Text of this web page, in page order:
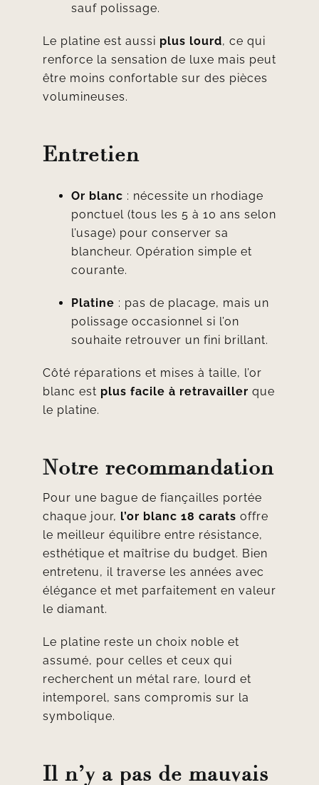
sauf polissage.
Le platine est aussi plus lourd, ce qui
renforce la sensation de luxe mais peut
être moins confortable sur des pièces
volumineuses.
Entretien
Or blanc : nécessite un rhodiage
ponctuel (tous les 5 à 10 ans selon
l’usage) pour conserver sa
blancheur. Opération simple et
courante.
Platine : pas de placage, mais un
polissage occasionnel si l’on
souhaite retrouver un fini brillant.
Côté réparations et mises à taille, l’or
blanc est plus facile à retravailler que
le platine.
Notre recommandation
Pour une bague de fiançailles portée
chaque jour, l’or blanc 18 carats offre
le meilleur équilibre entre résistance,
esthétique et maîtrise du budget. Bien
entretenu, il traverse les années avec
élégance et met parfaitement en valeur
le diamant.
Le platine reste un choix noble et
assumé, pour celles et ceux qui
recherchent un métal rare, lourd et
intemporel, sans compromis sur la
symbolique.
Il n’y a pas de mauvais